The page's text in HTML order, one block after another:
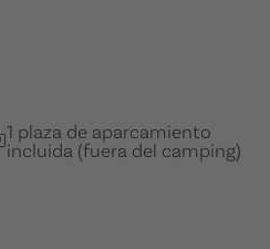
1 plaza de aparcamiento
incluida (fuera del camping)